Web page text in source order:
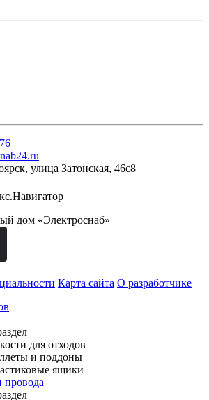
, улица Затонская, 46с8
дом «Электроснаб»
Карта сайта О разработчике
для отходов
и поддоны
ящики
провода